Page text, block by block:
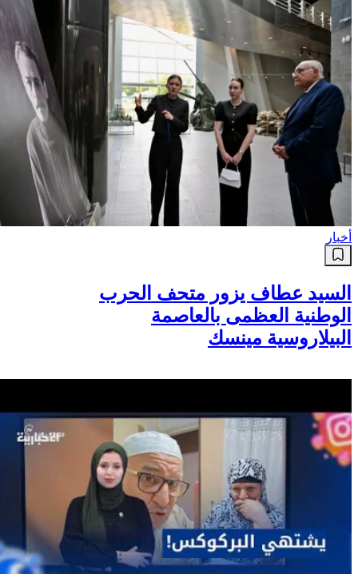
أخبار
السيد عطاف يزور متحف الحرب
الوطنية العظمى بالعاصمة
البيلاروسية مينسك